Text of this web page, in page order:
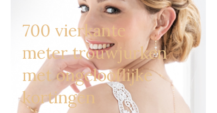
700 vierkante
meter trouwjurken
met ongelooflijke
kortingen